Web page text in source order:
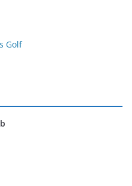
Golf